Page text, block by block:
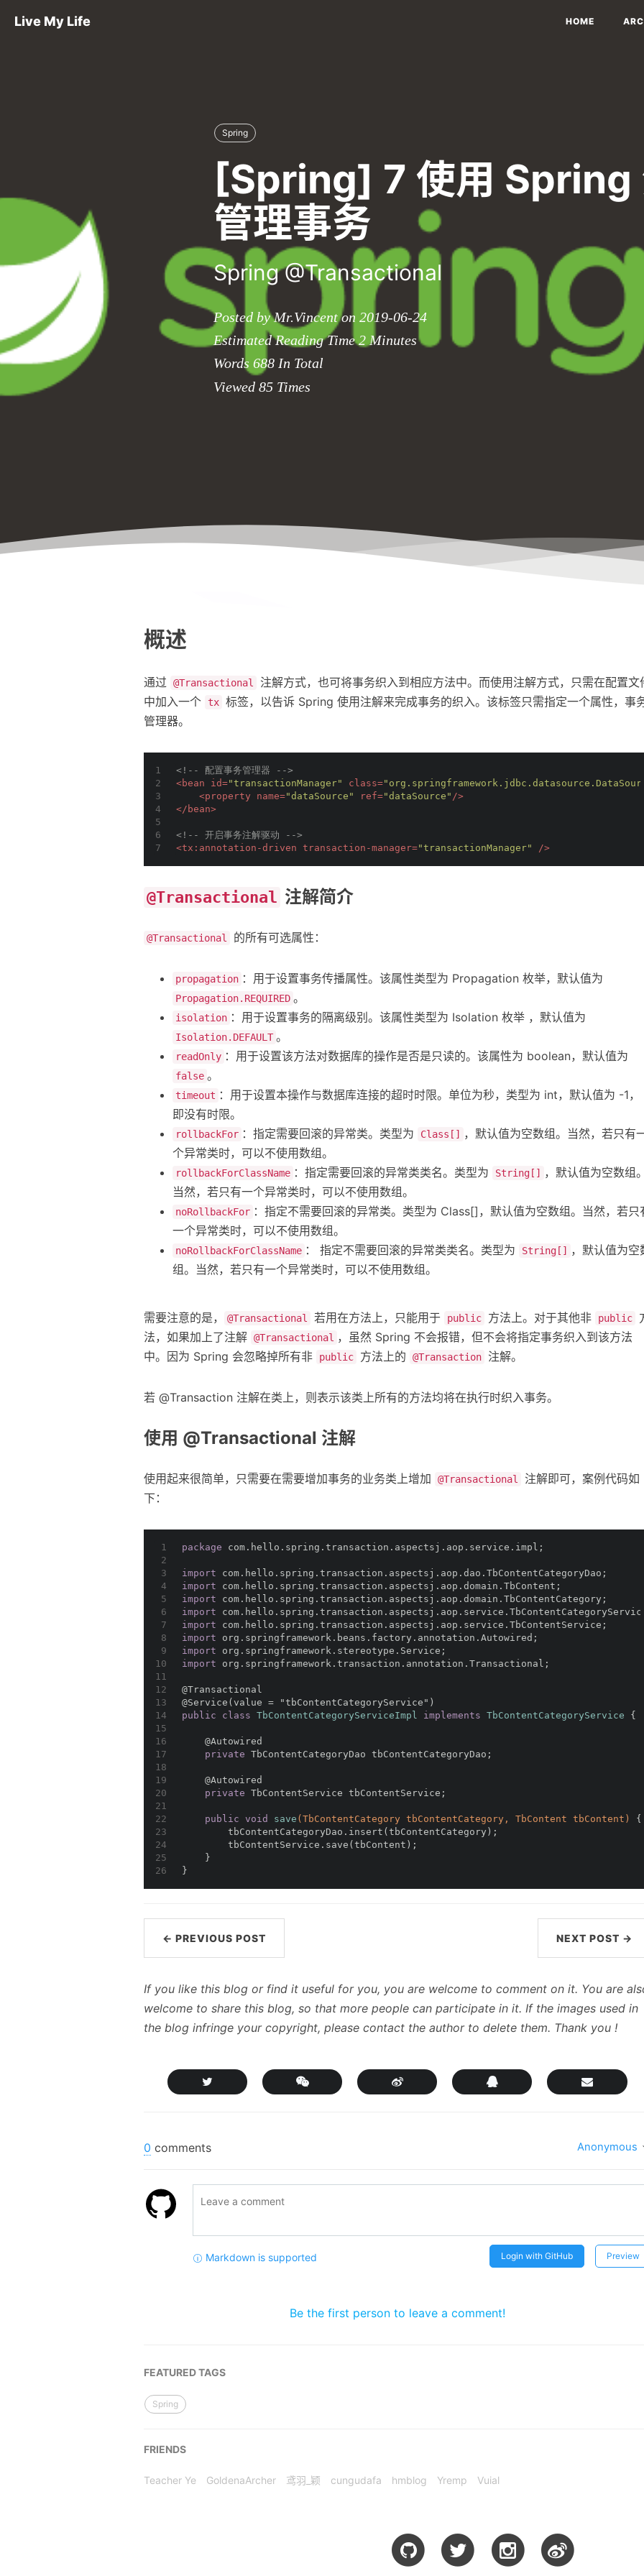
Live My Life HOME
Spring
[Spring] 7 使用 Spring
管理事务
Spring @Transactional
Posted by Mr.Vincent on 2019-06-24
Estimated Reading Time2 Minutes
Words 688 In Total
Viewed 85 Times
概述
通过 @Transactional
注解方式，也可将事务织入到相应方法中。而使用注解方式，只需在配置文
中加入一个
tx 标签，以告诉 Spring 使用注解来完成事务的织入。该标签只需指定一个属性，事
管理器。
1
2
3
4
5
6
7
<!-- 配置事务管理器 -->
<bean id="transactionManager" class=
<property name="dataSource" ref="dataSource" />
</ bean>
<!-- 开启事务注解驱动 -->
<tx:annotation-driven transaction-manager="transactionManager" />
@Transactional 注解简介
@Transactional 的所有可选属性：
propagation ：用于设置事务传播属性。该属性类型为 Propagation 枚举，默认值为
Propagation.REQUIRED 。
isolation ：用于设置事务的隔离级别。该属性类型为 Isolation 枚举 ，默认值为
Isolation.DEFAULT 。
readOnly ：用于设置该方法对数据库的操作是否是只读的。该属性为 boolean，默认值为
false 。
timeout ：用于设置本操作与数据库连接的超时时限。单位为秒，类型为 int，默认值为 -1，
即没有时限。
rollbackFor ：指定需要回滚的异常类。类型为 Class[]
，默认值为空数组。当然，若只有
个异常类时，可以不使用数组。
rollbackForClassName ：指定需要回滚的异常类类名。类型为 String[]
，默认值为空数组
当然，若只有一个异常类时，可以不使用数组。
noRollbackFor ：指定不需要回滚的异常类。类型为 Class[]，默认值为空数组。当然，若只
一个异常类时，可以不使用数组。
noRollbackForClassName ： 指定不需要回滚的异常类类名。类型为 String[]
，默认值为空
组。当然，若只有一个异常类时，可以不使用数组。
需要注意的是， @Transactional 若用在方法上，只能用于 public 方法上。对于其他非 public
法，如果加上了注解 @Transactional ，虽然 Spring 不会报错，但不会将指定事务织入到该方法
中。因为 Spring 会忽略掉所有非
public 方法上的 @Transaction 注解。
若 @Transaction 注解在类上，则表示该类上所有的方法均将在执行时织入事务。
使用 @Transactional 注解
使用起来很简单，只需要在需要增加事务的业务类上增加 @Transactional
注解即可，案例代码如
下：
1
2
3
4
5
6
7
8
9
10
11
12
13
14
15
16
17
18
19
20
21
22
23
24
25
26
package com.hello.spring.transaction.aspectsj.aop.service.impl;
import com.hello.spring.transaction.aspectsj.aop.dao.TbContentCategoryDao;
import com.hello.spring.transaction.aspectsj.aop.domain.TbContent;
import com.hello.spring.transaction.aspectsj.aop.domain.TbContentCategory;
import
import com.hello.spring.transaction.aspectsj.aop.service.TbContentService;
import org.springframework.beans.factory.annotation.Autowired;
import org.springframework.stereotype.Service;
import org.springframework.transaction.annotation.Transactional;
@Transactional
@Service(value = "tbContentCategoryService")
public
class TbContentCategoryServiceImpl implements TbContentCategoryService {
@Autowired
private TbContentCategoryDao tbContentCategoryDao;
@Autowired
private TbContentService tbContentService;
public void save (TbContentCategory tbContentCategory, TbContent tbContent)
{
        tbContentCategoryDao.insert(tbContentCategory);
        tbContentService.save(tbContent);
    }
}
← PREVIOUS POST NEXT POST →
If you like this blog or find it useful for you, you are welcome to comment on it. You are
welcome to share this blog, so that more people can participate in it. If the images used in
the blog infringe your copyright, please contact the author to delete them. Thank you !
0 comments Anonymous
Markdown is supported Preview
Login with GitHub
Be the first person to leave a comment!
FEATURED TAGS
Spring
FRIENDS
Teacher Ye GoldenaArcher 鸢羽_颖 cungudafa hmblog Yremp Vuial